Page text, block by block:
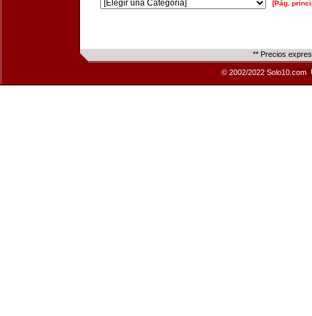
[Pág.
** Precios
© 2002/2022 Solo10.com